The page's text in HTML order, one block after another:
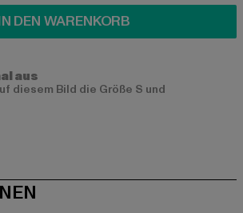
DEN WARENKORB
aus
diesem Bild die Größe S und